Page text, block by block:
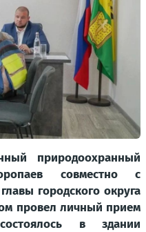
природоохранный
совместно с
городского округа
провел личный прием
в здании